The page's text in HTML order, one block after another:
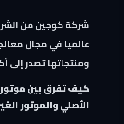
شركة كوجين من
عالمًيا في مجال
ومنتجاتها تصدر إلى
كيف تفرق بين موتور
الأصلي والموتور